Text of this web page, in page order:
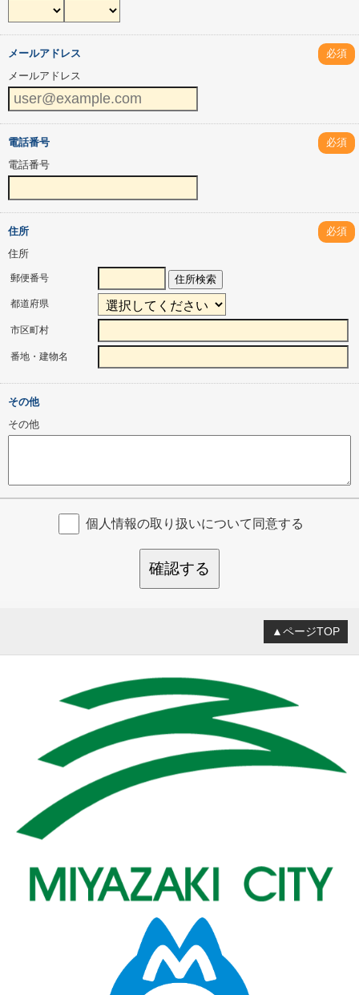
メールアドレス
必須
メールアドレス
電話番号
必須
電話番号
住所
必須
住所
郵便番号 住所検索
都道府県
市区町村
番地・建物名
その他
その他
個人情報の取り扱いについて同意する
確認する
▲ページTOP